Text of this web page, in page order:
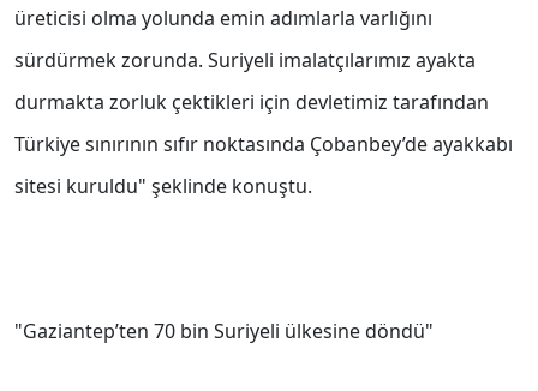
üreticisi olma yolunda emin adımlarla varlığını
sürdürmek zorunda. Suriyeli imalatçılarımız ayakta
durmakta zorluk çektikleri için devletimiz tarafından
Türkiye sınırının sıfır noktasında Çobanbey’de ayakkabı
sitesi kuruldu" şeklinde konuştu.
"Gaziantep’ten 70 bin Suriyeli ülkesine döndü"